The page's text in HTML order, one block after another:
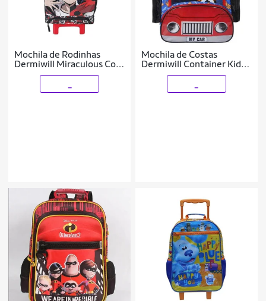
Mochila de Rodinhas
Dermiwill Miraculous Com
Bolso Térmico
Mochila de Costas
Dermiwill Container Kids
My Car Azul